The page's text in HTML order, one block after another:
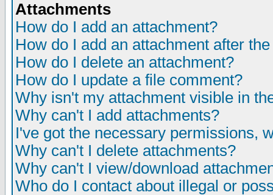
Attachments
How do I add an attachment?
How do I add an attachment after
How do I delete an attachment?
How do I update a file comment?
Why isn't my attachment visible in
Why can't I add attachments?
I've got the necessary permissions,
Why can't I delete attachments?
Why can't I view/download
Who do I contact about illegal or